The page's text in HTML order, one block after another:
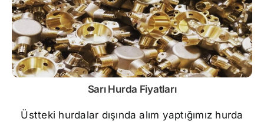
Sarı Hurda Fiyatları
Üstteki hurdalar dışında alım yaptığımız hurda